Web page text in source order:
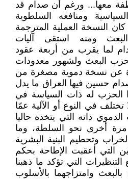
معها... ورغم أن صدام قد
ومنافعه السلطوية
كان النسخة العملية المترجمة
ومنه استقى آليات
لما يقرب من أربعة عقود
البعث ولشهور معدودات
كان عبارة عن نسخة دموية مصغرة من
حسين فيها العراق ما يدل
الحزب له ذات السياسة في
في النوع أو الآلية عمّا
ذاته التي يتخذه حاليا
مرة أخرى نحو السلطة، وما
وتحطيم البنية البشرية
التي أعقبت الإطاحة بحكم
التي تؤكد ما ذهبنا
وامتزاجهما بالأسلوب